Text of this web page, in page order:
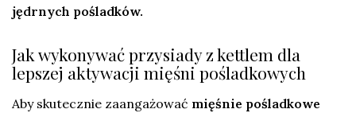
jędrnych pośladków.
Jak wykonywać przysiady z kettlem dla
lepszej aktywacji mięśni pośladkowych
Aby skutecznie zaangażować mięśnie pośladkowe